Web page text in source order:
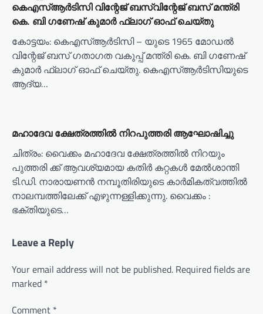
കെഎസ്ആർടിസി വിന്റേജ് ബസ്വിന്റേജ് ബസ് മന്ത്രി
കെ. ബി ഗണേഷ് കുമാർ ഫ്ലാഗ് ഓഫ് ചെയ്തു
കോട്ടയം: കെഎസ്ആർടിസി – യുടെ 1965 മോഡൽ
വിന്റേജ് ബസ് ഗതാഗത വകുപ്പ് മന്ത്രി കെ. ബി ഗണേഷ്
കുമാർ ഫ്ലാഗ് ഓഫ് ചെയ്തു. കെഎസ്ആർടിസിയുടെ
ആദ്യ…
മഹാദേവ ക്ഷേത്രത്തിൽ നിറപുത്തരി ആഘോഷിച്ചു
ചിത്രം: വൈക്കം മഹാദേവ ക്ഷേത്രത്തിൽ നിറയും
പുത്തരി ക്ക് ആവശ്യമായ കതിർ കറ്റകൾ മേൽശാന്തി
ടി.ഡി. നാരായണൻ നമ്പൂതിരിയുടെ കാർമികത്വത്തിൽ
നാലമ്പത്തിലേക്ക് എഴുന്നള്ളിക്കുന്നു. വൈക്കം :
ഭക്തിയുടെ…
Leave a Reply
Your email address will not be published. Required fields are
marked *
Comment *